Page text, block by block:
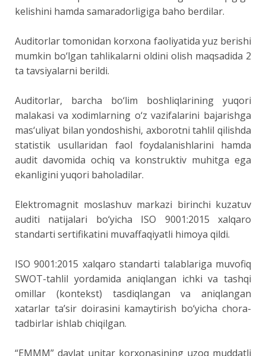
kelishini hamda samaradorligiga baho berdilar.
Auditorlar tomonidan korxona faoliyatida yuz berishi
mumkin bo‘lgan tahlikalarni oldini olish maqsadida 2
ta tavsiyalarni berildi.
Auditorlar, barcha bo‘lim boshliqlarining yuqori
malakasi va xodimlarning o‘z vazifalarini bajarishga
mas‘uliyat bilan yondoshishi, axborotni tahlil qilishda
statistik usullaridan faol foydalanishlarini hamda
audit davomida ochiq va konstruktiv muhitga ega
ekanligini yuqori baholadilar.
Elektromagnit moslashuv markazi birinchi kuzatuv
auditi natijalari bo‘yicha ISO 9001:2015 xalqaro
standarti sertifikatini muvaffaqiyatli himoya qildi.
ISO 9001:2015 xalqaro standarti talablariga muvofiq
SWOT-tahlil yordamida aniqlangan ichki va tashqi
omillar (kontekst) tasdiqlangan va aniqlangan
xatarlar ta’sir doirasini kamaytirish bo‘yicha chora-
tadbirlar ishlab chiqilgan.
“EMMM” davlat unitar korxonasining uzoq muddatli